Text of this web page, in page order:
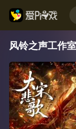
风铃之声工作